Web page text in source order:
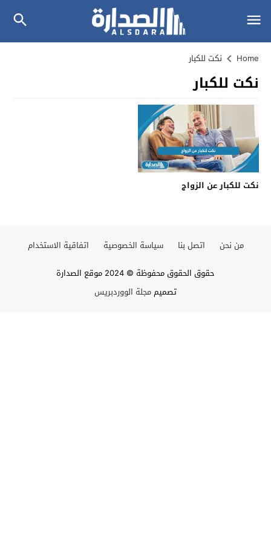
Home نكت للكبار
نكت للكبار
نكت للكبار عن الزواج
من نحن اتصل بنا سياسة الخصوصية
اتفاقية الاستخدام
حقوق الحقوق محفوظة © 2024 موقع الصدارة
تصميممجلة الووردبريس